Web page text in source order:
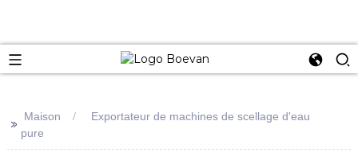
>> Maison
Exportateur de machines de scellage d'eau
pure